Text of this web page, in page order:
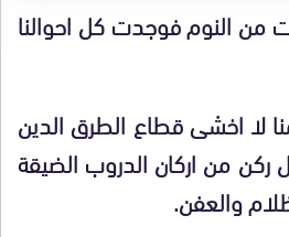
من النوم فوجدت كل احوالنا
لا اخشى قطاع الطرق الدين
ركن من اركان الدروب الضيقة
والعفن.